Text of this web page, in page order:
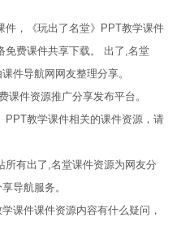
件，《玩出了名堂》PPT教学课件
免费课件共享下载。 出了,名堂
件导航网网友整理分享。
课件资源推广分享发布平台。
PPT教学课件相关的课件资源，请
所有出了,名堂课件资源为网友分
导航服务。
课件课件资源内容有什么疑问，